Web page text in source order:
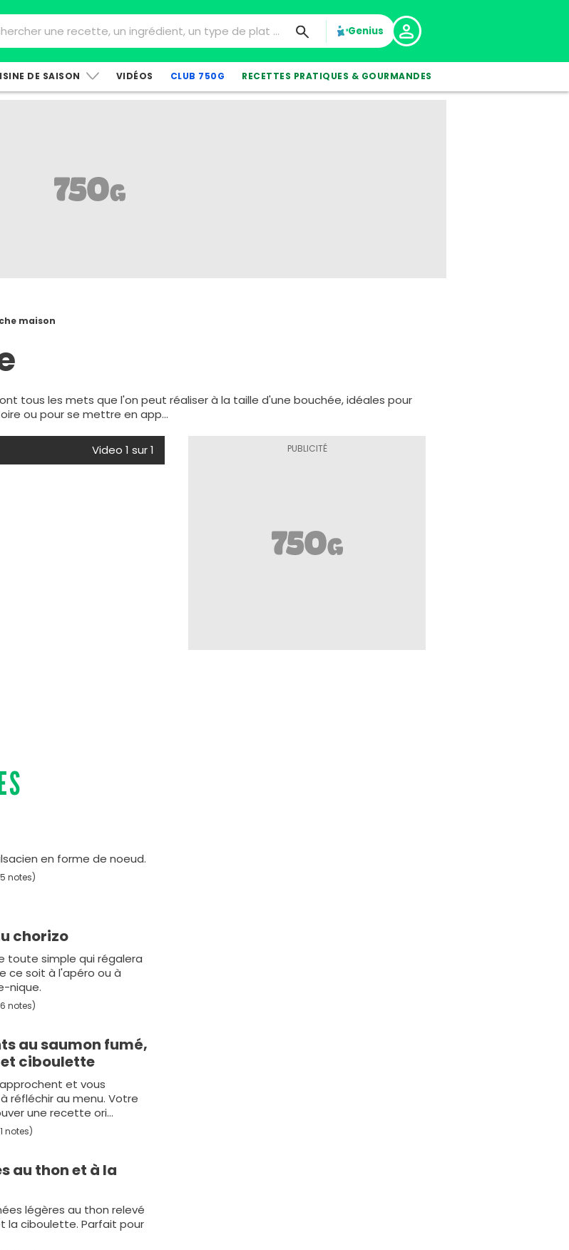
Genius
DE SAISON VIDÉOS CLUB 750G RECETTES PRATIQUES & GOURMANDES
maison
tous les mets que l'on peut réaliser à la taille d'une bouchée, idéales pour
ou pour se mettre en app...
Video 1 sur 1
en forme de noeud.
notes)
chorizo
toute simple qui régalera
ce soit à l'apéro ou à
nique.
notes)
au saumon fumé,
ciboulette
et vous
réfléchir au menu. Votre
une recette ori…
notes)
au thon et à la
légères au thon relevé
la ciboulette. Parfait pour